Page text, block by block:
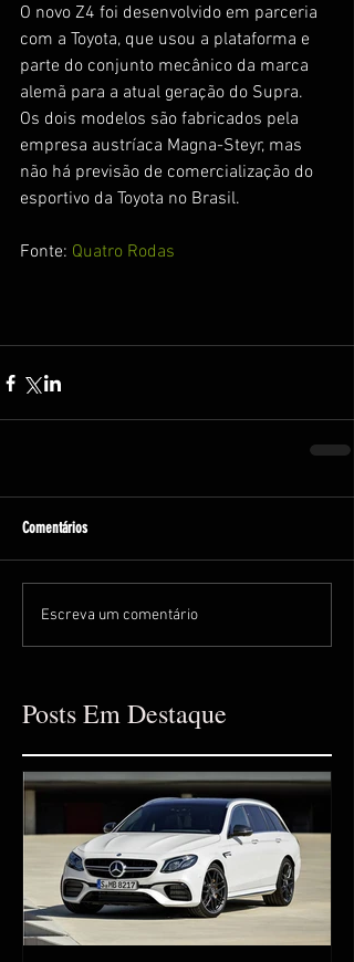
O novo Z4 foi desenvolvido em parceria
com a Toyota, que usou a plataforma e
parte do conjunto mecânico da marca
alemã para a atual geração do Supra.
Os dois modelos são fabricados pela
empresa austríaca Magna-Steyr, mas
não há previsão de comercialização do
esportivo da Toyota no Brasil.
Fonte: Quatro Rodas
Comentários
Escreva um comentário
Posts Em Destaque